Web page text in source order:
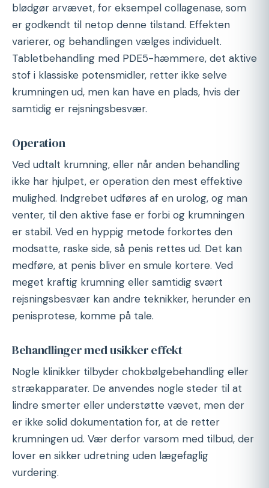
blødgør arvævet, for eksempel collagenase, som
er godkendt til netop denne tilstand. Effekten
varierer, og behandlingen vælges individuelt.
Tabletbehandling med PDE5-hæmmere, det aktive
stof i klassiske potensmidler, retter ikke selve
krumningen ud, men kan have en plads, hvis der
samtidig er rejsningsbesvær.
Operation
Ved udtalt krumning, eller når anden behandling
ikke har hjulpet, er operation den mest effektive
mulighed. Indgrebet udføres af en urolog, og man
venter, til den aktive fase er forbi og krumningen
er stabil. Ved en hyppig metode forkortes den
modsatte, raske side, så penis rettes ud. Det kan
medføre, at penis bliver en smule kortere. Ved
meget kraftig krumning eller samtidig svært
rejsningsbesvær kan andre teknikker, herunder en
penisprotese, komme på tale.
Behandlinger med usikker effekt
Nogle klinikker tilbyder chokbølgebehandling eller
strækapparater. De anvendes nogle steder til at
lindre smerter eller understøtte vævet, men der
er ikke solid dokumentation for, at de retter
krumningen ud. Vær derfor varsom med tilbud, der
lover en sikker udretning uden lægefaglig
vurdering.